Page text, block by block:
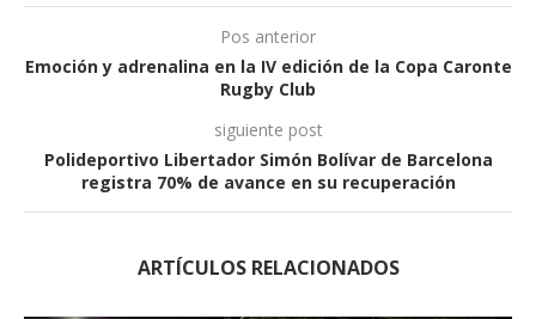
Pos anterior
Emoción y adrenalina en la IV edición de la Copa Caronte
Rugby Club
siguiente post
Polideportivo Libertador Simón Bolívar de Barcelona
registra 70% de avance en su recuperación
ARTÍCULOS RELACIONADOS